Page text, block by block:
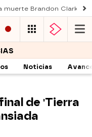
muerte Brandon Clarke
Noticias
de 'Tierra